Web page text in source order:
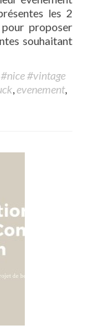
les 2
proposer
souhaitant
#vintage
,evenement,